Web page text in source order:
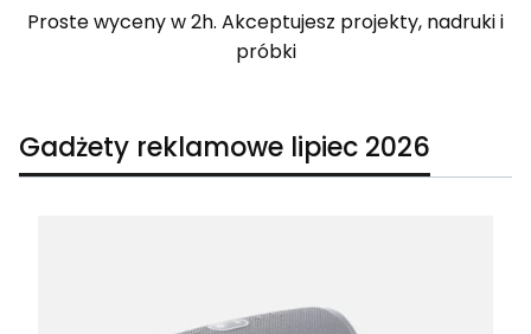
Proste wyceny w 2h. Akceptujesz projekty, nadruki i
próbki
Gadżety reklamowe lipiec 2026